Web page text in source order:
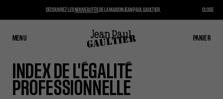
MENU PANIER
FERMER PANIER
INDEX DE L'ÉGALITÉ
PROFESSIONNELLE
DÉCOUVREZ LESNOUVEAUTÉSDE LA MAISON JEAN PAUL GAULTIER. CLOSE